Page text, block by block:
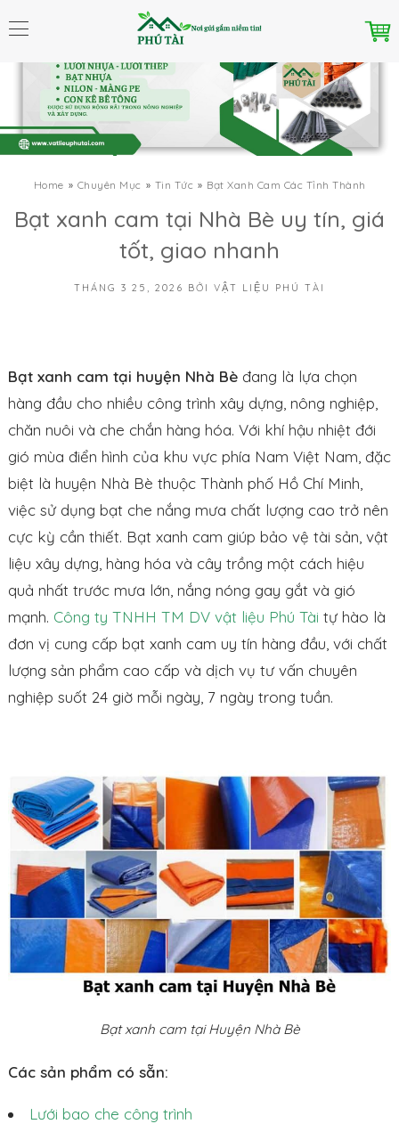
Home Chuyên Mục Tin Tức Bạt Xanh Cam Các Tỉnh Thành
Bạt xanh cam tại Nhà Bè uy tín, giá
tốt, giao nhanh
THÁNG 3 25, 2026 BỞI VẬT LIỆU PHÚ TÀI
Bạt xanh cam tại huyện Nhà Bè đang là lựa chọn
hàng đầu cho nhiều công trình xây dựng, nông nghiệp,
chăn nuôi và che chắn hàng hóa. Với khí hậu nhiệt đới
gió mùa điển hình của khu vực phía Nam Việt Nam, đặc
biệt là huyện Nhà Bè thuộc Thành phố Hồ Chí Minh,
việc sử dụng bạt che nắng mưa chất lượng cao trở nên
cực kỳ cần thiết. Bạt xanh cam giúp bảo vệ tài sản, vật
liệu xây dựng, hàng hóa và cây trồng một cách hiệu
quả nhất trước mưa lớn, nắng nóng gay gắt và gió
mạnh. Công ty TNHH TM DV vật liệu Phú Tài tự hào là
đơn vị cung cấp bạt xanh cam uy tín hàng đầu, với chất
lượng sản phẩm cao cấp và dịch vụ tư vấn chuyên
nghiệp suốt 24 giờ mỗi ngày, 7 ngày trong tuần.
Bạt xanh cam tại Huyện Nhà Bè
Các sản phẩm có sẵn:
Lưới bao che công trình